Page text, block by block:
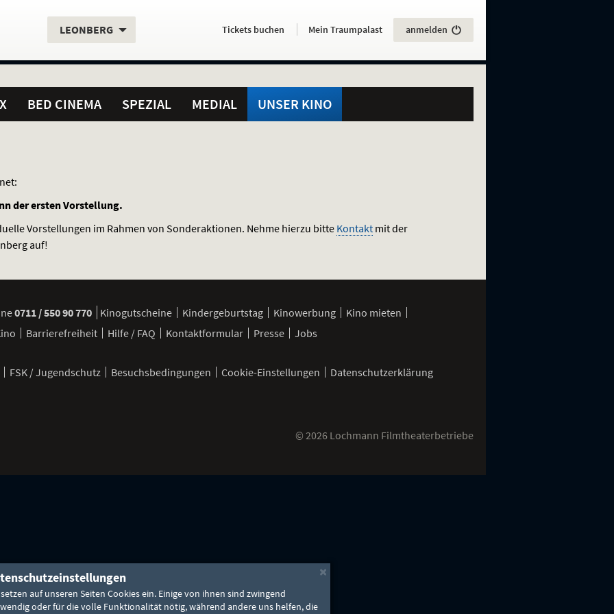
Aktueller
LEONBERG. Servicefunktionen
Aktuelles
HierTickets buchen . Mein Traumpalast anmelden
BED CINEMA SPEZIAL MEDIAL UNSER KINO
der ersten Vorstellung.
Vorstellungen im Rahmen von Sonderaktionen. Nehme hierzu bitte Kontakt mit der
auf!
0711 / 550 90 770 Kinogutscheine Kindergeburtstag Kinowerbung
Kino mieten
Barrierefreiheit Hilfe / FAQ Kontaktformular Presse Jobs
FSK / Jugendschutz Besuchsbedingungen Cookie-Einstellungen Datenschutzerklärung
© 2026 Lochmann Filmtheaterbetriebe
×
auf unseren Seiten Cookies ein. Einige von ihnen sind zwingend
oder für die volle Funktionalität nötig, während andere uns helfen, die